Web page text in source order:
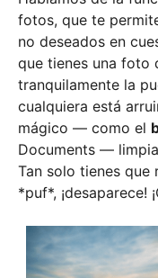
fotos, que te
no deseados en
que tienes una foto
tranquilamente la
cualquiera está
mágico — como el
Documents —
Tan solo tienes que
*puf*, ¡desaparece!